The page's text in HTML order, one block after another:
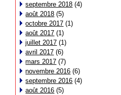
septembre 2018 (4)
août 2018 (5)
octobre 2017 (1)
août 2017 (1)
juillet 2017 (1)
avril 2017 (6)
mars 2017 (7)
novembre 2016 (6)
septembre 2016 (4)
août 2016 (5)